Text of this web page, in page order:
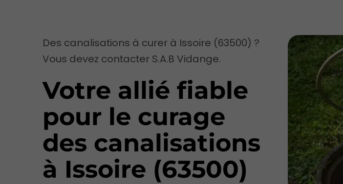
Des canalisations à curer à Issoire (63500) ?
Vous devez contacter S.A.B Vidange.
Votre allié fiable
pour le curage
des canalisations
à Issoire (63500)